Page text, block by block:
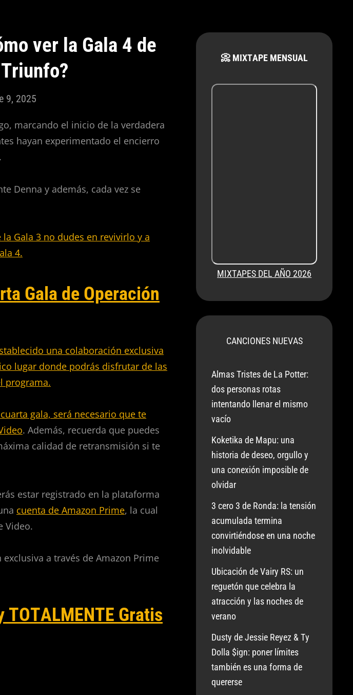
ver la Gala 4 de
9, 2025
marcando el inicio de la verdadera
hayan experimentado el encierro
Denna y además, cada vez se
Gala 3 no dudes en revivirlo y a
4.
Gala de Operación
una colaboración exclusiva
lugar donde podrás disfrutar de las
programa.
gala, será necesario que te
. Además, recuerda que puedes
calidad de retransmisión si te
estar registrado en la plataforma
cuenta de Amazon Prime, la cual
Video.
a través de Amazon Prime
Gratis
📀 MIXTAPE MENSUAL
MIXTAPES DEL AÑO 2026
CANCIONES NUEVAS
Almas Tristes de La Potter:
dos personas rotas
intentando llenar el mismo
vacío
Koketika de Mapu: una
historia de deseo, orgullo y
una conexión imposible de
olvidar
3 cero 3 de Ronda: la tensión
acumulada termina
convirtiéndose en una noche
inolvidable
Ubicación de Vairy RS: un
reguetón que celebra la
atracción y las noches de
verano
Dusty de Jessie Reyez & Ty
Dolla $ign: poner límites
también es una forma de
quererse